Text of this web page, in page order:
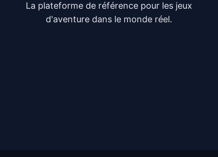
La plateforme de référence pour les jeux
d'aventure dans le monde réel.